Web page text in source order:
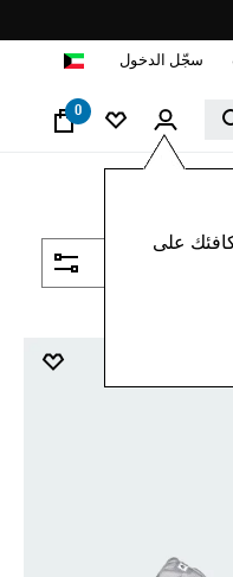
سجّل الدخول
0
على